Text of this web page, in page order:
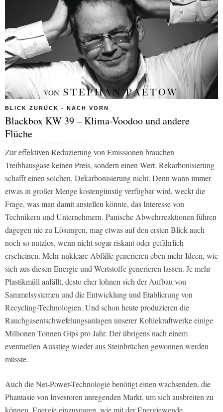
BLICK ZURÜCK - NACH VORN
Blackbox KW 39 – Klima-Voodoo und andere
Flüche
Zur effektiven Reduzierung von Emissionen brauchen
Treibhausgase keinen Preis, sondern einen Wert. Rekarbonisierung
schafft einen solchen, Dekarbonisierung nicht. Denn wann immer
etwas in großer Menge kostengünstig verfügbar wird, weckt die
Frage, was man damit anstellen könnte, das Interesse von
Technikern und Unternehmern. Panische Abwehrreaktionen führen
dagegen nie zu Lösungen, mag etwas auf den ersten Blick auch
noch so nutzlos, wenn nicht sogar riskant oder gefährlich
erscheinen. Mehr nukleare Abfälle generieren eben mehr Ideen, wie
sich aus diesen Energie und Wertstoffe generieren lassen. Je mehr
Plastikmüll anfällt, desto eher lohnen sich der Aufbau von
Sammelsystemen und die Entwicklung und Etablierung von
Recycling-Technologien. Und schon heute produzieren die
Rauchgasentschwefelungsanlagen unserer Kohlekraftwerke einige
Millionen Tonnen Gips pro Jahr. Der übrigens nach einem
eventuellen Ausstieg wieder aus Steinbrüchen gewonnen werden
müsste.
Auch die Net-Power-Technologie benötigt einen wachsenden, die
Phantasie von Investoren anregenden Markt, um sich ausbreiten zu
können. Energie einzusparen, wie mit der Energiewende